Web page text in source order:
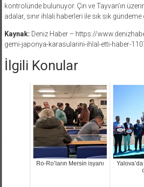
kontrolünde bulunuyor. Çin ve Tayvan’ın
adalar, sınır ihlali haberleri ile sık sık gündeme
Kaynak: Deniz Haber – https://
gemi-japonya-karasularini-ihlal-etti-haber-
İlgili Konular
Ro-Ro’ların Mersin isyanı